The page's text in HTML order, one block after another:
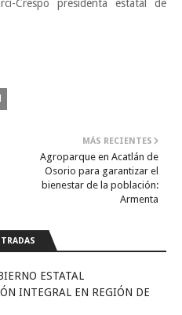
Crespo presidenta estatal de
MÁS RECIENTES
Agroparque en Acatlán de
Osorio para garantizar el
bienestar de la población:
Armenta
ESTATAL
INTEGRAL EN REGIÓN DE